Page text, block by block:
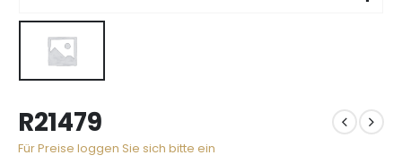
R21479
Für Preise loggen Sie sich bitte ein